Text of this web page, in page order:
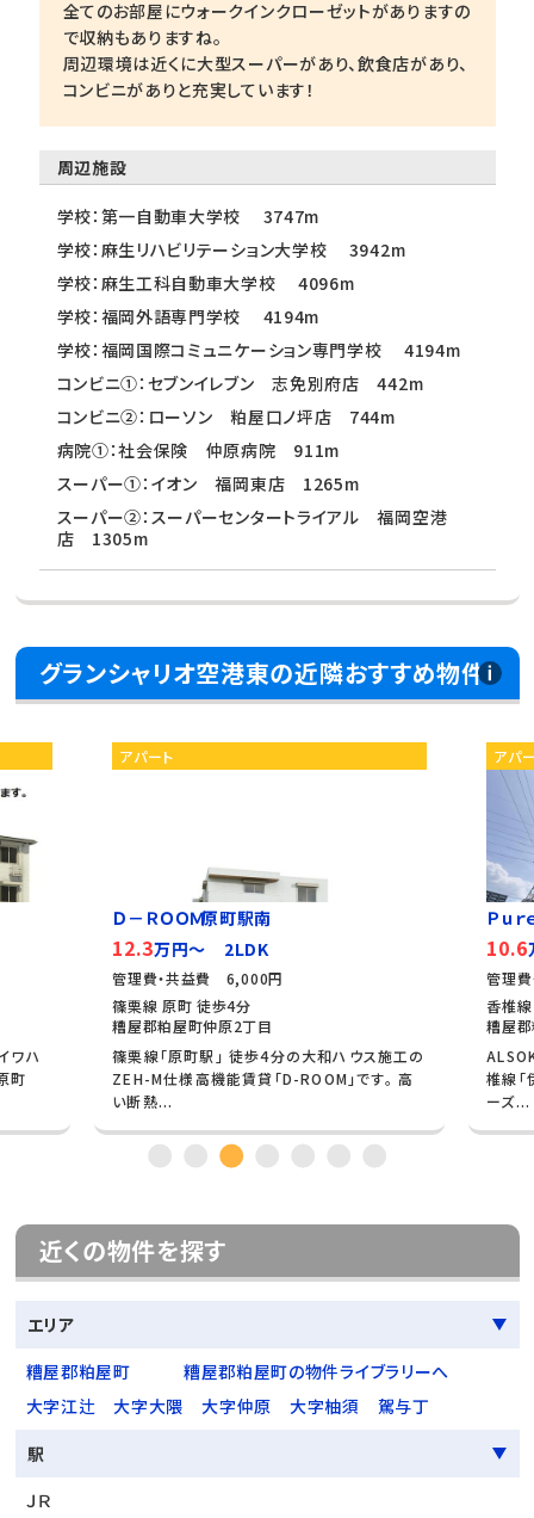
全てのお部屋にウォークインクローゼットがありますの
で収納もありますね。
周辺環境は近くに大型スーパーがあり、飲食店があり、
コンビニがありと充実しています！
周辺施設
学校：第一自動車大学校 3747m
学校：麻生リハビリテーション大学校 3942m
学校：麻生工科自動車大学校 4096m
学校：福岡外語専門学校 4194m
学校：福岡国際コミュニケーション専門学校 4194m
コンビニ①：セブンイレブン 志免別府店 442m
コンビニ②：ローソン 粕屋口ノ坪店 744m
病院①：社会保険 仲原病院 911m
スーパー①：イオン 福岡東店 1265m
スーパー②：スーパーセンタートライアル 福岡空港
店 1305m
グランシャリオ空港東の近隣おすすめ物件
ワハ
町
アパート
Ｄ－ＲＯＯＭ原町駅南
12.3万円～ 2LDK
管理費・共益費 6,000円
篠栗線 原町 徒歩4分
糟屋郡粕屋町仲原2丁目
篠栗線「原町駅」 徒歩4分の大和ハウス施工の
ZEH-M仕様高機能賃貸「D-ROOM」です。 高
い断熱...
アパ
Ｐｕ
10.6
管理
香椎
糟屋
椎線「
ーズ...
近くの物件を探す
エリア
糟屋郡粕屋町
糟屋郡粕屋町の物件ライブラリーへ
大字江辻
大字大隈 大字仲原 大字柚須
駕与丁
駅
ＪＲ